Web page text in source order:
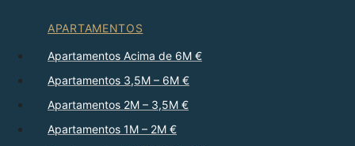
APARTAMENTOS
Apartamentos Acima de 6M €
Apartamentos 3,5M – 6M €
Apartamentos 2M – 3,5M €
Apartamentos 1M – 2M €